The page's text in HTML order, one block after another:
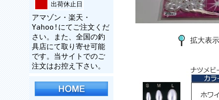
出荷休止日
アマゾン・楽天・
Yahoo!にてご注文くだ
さい。また、全国の釣
具店にて取り寄せ可能
です。当サイトでのご
注文はお控え下さい。
拡大表示